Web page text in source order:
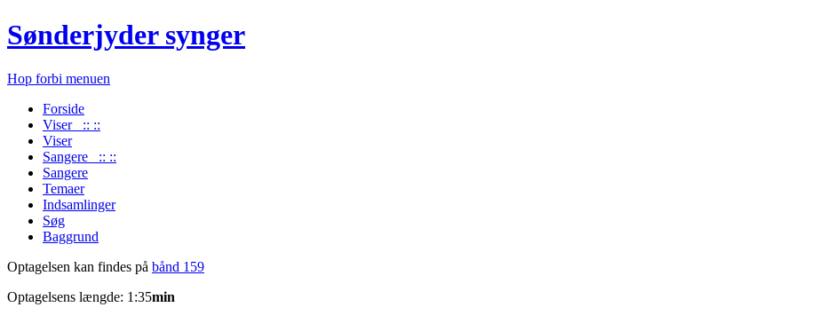
Sønderjyder synger
Hop forbi menuen
Forside
Viser :: ::
Viser
Sangere :: ::
Sangere
Temaer
Indsamlinger
Søg
Baggrund
Optagelsen kan findes på bånd 159
Optagelsens længde: 1:35min